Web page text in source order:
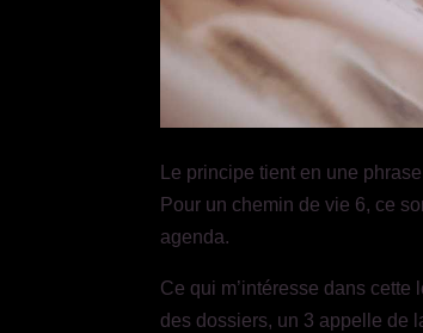
Le principe tient en une
Pour un chemin de vie 6, ce
agenda.
Ce qui m’intéresse dans cette
des dossiers, un 3 appelle de